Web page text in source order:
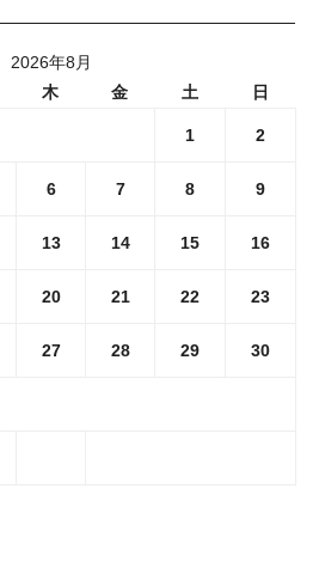
2026年8月
木 金 土 日
1 2
6 7 8 9
13 14 15 16
20 21 22 23
27 28 29 30